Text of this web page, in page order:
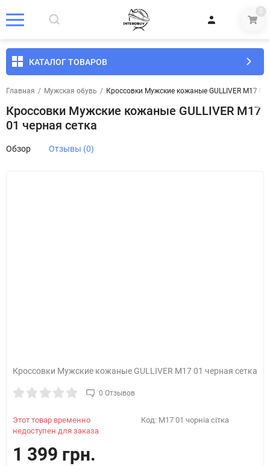
0
КАТАЛОГ ТОВАРОВ
Главная / Мужская обувь / Кроссовки Мужские кожаные GULLIVER М17 01
Кроссовки Мужские кожаные GULLIVER М17
01 черная сетка
Обзор Отзывы (0)
Кроссовки Мужские кожаные GULLIVER М17 01 черная сетка
0 Отзывов
Этот товар временно
недоступен для заказа
Код: М17 01 чорніа сітка
1 399 грн.